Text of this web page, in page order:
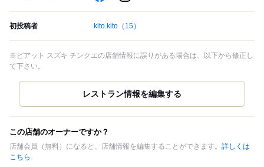
初投稿者 kito.kito （15）
※ピアット スズキ チンクエの店舗情報に誤りがある場合は、以下から修正し
て下さい。
この店舗のオーナーですか？
店舗会員（無料）になると、店舗情報を編集することができます。 詳しくは
こちら